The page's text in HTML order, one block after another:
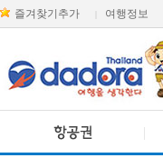
즐겨찾기추가 여행정보